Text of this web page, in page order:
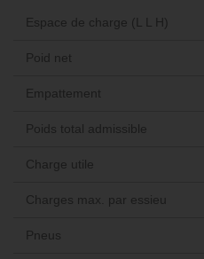
Espace de charge (L L H)
Poid net
Empattement
Poids total admissible
Charge utile
Charges max. par essieu
Pneus